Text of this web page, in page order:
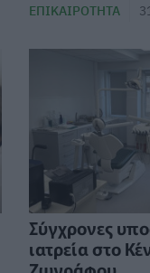
ΕΠΙΚΑΙΡΌΤΗΤΑ
Σύγχρονες
ιατρεία στο